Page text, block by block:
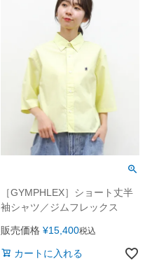
［GYMPHLEX］ショート丈半
袖シャツ／ジムフレックス
販売価格 ¥15,400税込
カートに入れる